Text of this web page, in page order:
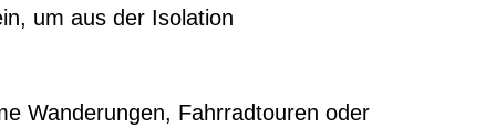
um aus der Isolation
Wanderungen, Fahrradtouren oder